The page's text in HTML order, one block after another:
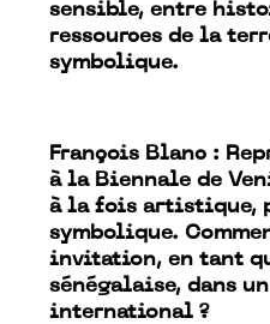
sensible, entre
ressources de la
symbolique.
François Blanc :
à la Biennale de
à la fois artistique,
symbolique.
invitation, en tant
sénégalaise, dans
international ?